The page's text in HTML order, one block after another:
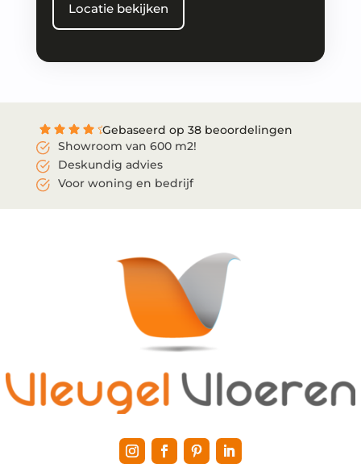
Locatie bekijken
Gebaseerd op 38 beoordelingen
Showroom van 600 m2!
Deskundig advies
Voor woning en bedrijf